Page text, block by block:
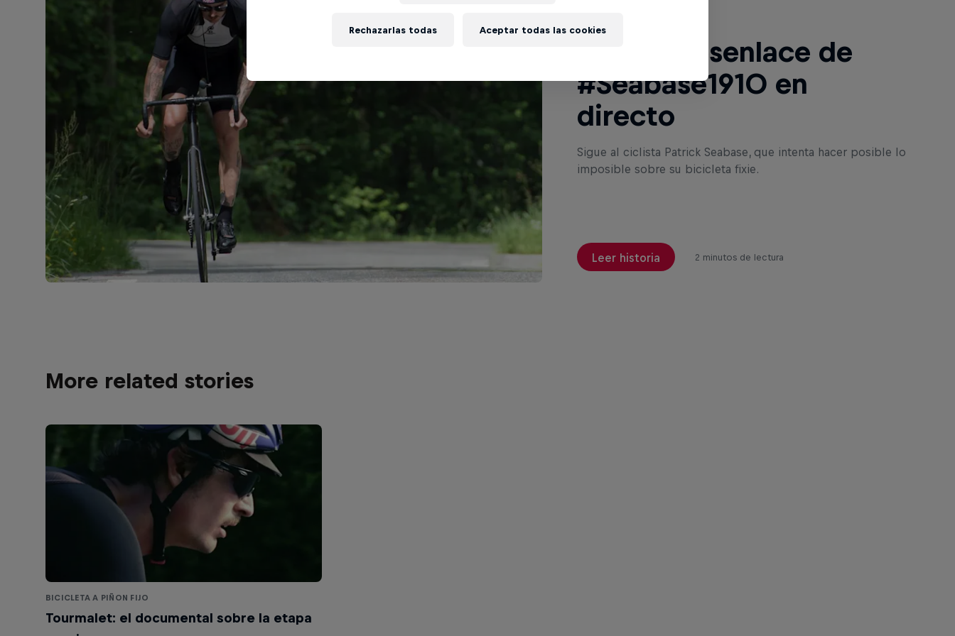
Mira el desenlace de
#Seabase1910 en
directo
Sigue al ciclista Patrick Seabase, que intenta hacer posible lo
imposible sobre su bicicleta fixie.
Leer historia 2 minutos de lectura
More related stories
BICICLETA A PIÑON FIJO
Tourmalet: el documental sobre la etapa
Rechazarlas todas Aceptar todas las cookies